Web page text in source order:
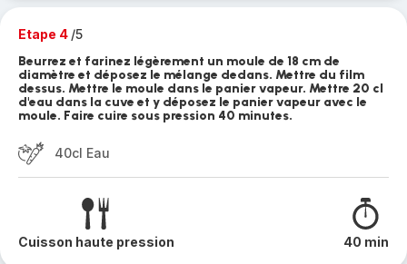
Etape 4 /5
Beurrez et farinez légèrement un moule de 18 cm de
diamètre et déposez le mélange dedans. Mettre du film
dessus. Mettre le moule dans le panier vapeur. Mettre 20 cl
d'eau dans la cuve et y déposez le panier vapeur avec le
moule. Faire cuire sous pression 40 minutes.
40cl Eau
Cuisson haute pression 40 min